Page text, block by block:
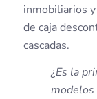
inmobiliarios
de caja
cascadas.
¿Es la
modelos